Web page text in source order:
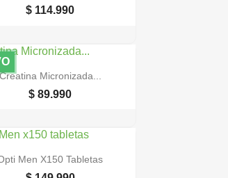
$ 114.990
 Vista rápida
Micronizada...
$ 89.990
 Vista rápida
Men X150 Tabletas